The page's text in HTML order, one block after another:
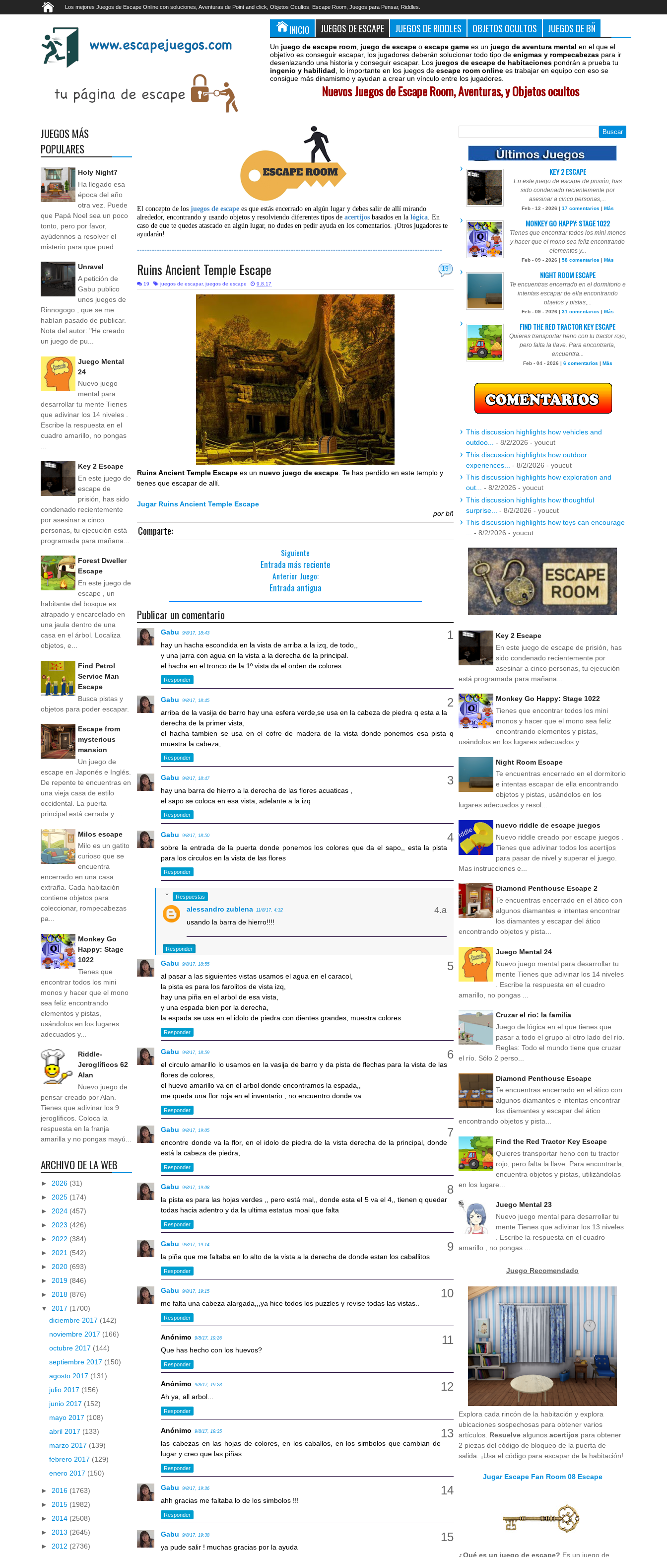
Los mejores Juegos de Escape Online con soluciones, Aventuras de Point and click, Objetos Ocultos, Escape Room, Juegos para Pensar, Riddles.
INICIO JUEGOS DE ESCAPE JUEGOS DE RIDDLES OBJETOS OCULTOS JUEGOS DE BÑ
Un juego de escape room juego de escape o escape game es un juego de aventura mental en el que el
objetivo es conseguir escapar, los jugadores deberán solucionar todo tipo de enigmas y rompecabezas para ir
desenlazando una historia y conseguir escapar. Los juegos de escape de habitaciones pondrán a prueba tu
ingenio y habilidad , lo importante en los juegos de escape room online es trabajar en equipo con eso se
consigue más dinamismo y ayudan a crear un vínculo entre los jugadores.
Nuevos Juegos de Escape Room, Aventuras, y Objetos ocultos
El concepto de losjuegos de escape es que estás encerrado en algún lugar y debes salir de allí mirando
alrededor, encontrando y usando objetos y resolviendo diferentes tipos deacertijos basados en lalógica. En
caso de que te quedes atascado en algún lugar, no dudes en pedir ayuda en los comentarios. ¡Otros jugadores te
ayudarán!
---------------------------------------------------------------------------------------------------------------------------
19
Ruins Ancient Temple Escape
19 juegos de escapar, juegos de escape 9.8.17
Ruins Ancient Temple Escape es un nuevo juego de escape . Te has perdido en este templo y
tienes que escapar de allí.
Jugar Ruins Ancient Temple Escape
por bñ
Comparte:
Siguiente
Entrada más reciente
Anterior Juego:
Entrada antigua
Publicar un comentario
Gabu 9/8/17, 18:43
hay un hacha escondida en la vista de arriba a la izq, de todo,,
y una jarra con agua en la vista a la derecha de la principal.
el hacha en el tronco de la 1º vista da el orden de colores
Responder
Gabu 9/8/17, 18:45
arriba de la vasija de barro hay una esfera verde,se usa en la cabeza de piedra q esta a la
derecha de la primer vista,
el hacha tambien se usa en el cofre de madera de la vista donde ponemos esa pista q
muestra la cabeza,
Responder
Gabu 9/8/17, 18:47
hay una barra de hierro a la derecha de las flores acuaticas ,
el sapo se coloca en esa vista, adelante a la izq
Responder
Gabu 9/8/17, 18:50
sobre la entrada de la puerta donde ponemos los colores que da el sapo,, esta la pista
para los circulos en la vista de las flores
Responder
Respuestas
alessandro zublena 11/8/17, 4:32
usando la barra de hierro!!!!
Responder
Gabu 9/8/17, 18:55
al pasar a las siguientes vistas usamos el agua en el caracol,
la pista es para los farolitos de vista izq,
hay una piña en el arbol de esa vista,
y una espada bien por la derecha,
la espada se usa en el idolo de piedra con dientes grandes, muestra colores
Responder
Gabu 9/8/17, 18:59
el circulo amarillo lo usamos en la vasija de barro y da pista de flechas para la vista de las
flores de colores,
el huevo amarillo va en el arbol donde encontramos la espada,,
me queda una flor roja en el inventario , no encuentro donde va
Responder
Gabu 9/8/17, 19:05
encontre donde va la flor, en el idolo de piedra de la vista derecha de la principal, donde
está la cabeza de piedra,
Responder
Gabu 9/8/17, 19:08
la pista es para las hojas verdes ,, pero está mal,, donde esta el 5 va el 4,, tienen q quedar
todas hacia adentro y da la ultima estatua moai que falta
Responder
Gabu 9/8/17, 19:14
la piña que me faltaba en lo alto de la vista a la derecha de donde estan los caballitos
Responder
Gabu 9/8/17, 19:15
me falta una cabeza alargada,,,ya hice todos los puzzles y revise todas las vistas..
Responder
Anónimo 9/8/17, 19:26
Que has hecho con los huevos?
Responder
Anónimo 9/8/17, 19:28
Ah ya, all arbol...
Responder
Anónimo 9/8/17, 19:35
las cabezas en las hojas de colores, en los caballos, en los simbolos que cambian de
lugar y creo que las piñas
Responder
Gabu 9/8/17, 19:36
ahh gracias me faltaba lo de los simbolos !!!
Responder
Gabu 9/8/17, 19:38
ya pude salir ! muchas gracias por la ayuda
JUEGOS MÁS
POPULARES
Holy Night7
Ha llegado esa
época del año
otra vez. Puede
que Papá Noel sea un poco
tonto, pero por favor,
ayúdennos a resolver el
misterio para que pued...
Unravel
A petición de
Gabu publico
unos juegos de
Rinnogogo , que se me
habían pasado de publicar.
Nota del autor: "He creado
un juego de pu...
Juego Mental
24
Nuevo juego
mental para
desarrollar tu mente Tienes
que adivinar los 14 niveles .
Escribe la respuesta en el
cuadro amarillo, no pongas
...
Key 2 Escape
En este juego de
escape de
prisión, has sido
condenado recientemente
por asesinar a cinco
personas, tu ejecución está
programada para mañana...
Forest Dweller
Escape
En este juego de
escape , un
habitante del bosque es
atrapado y encarcelado en
una jaula dentro de una
casa en el árbol. Localiza
objetos, e...
Find Petrol
Service Man
Escape
Busca pistas y
objetos para poder escapar.
Escape from
mysterious
mansion
Un juego de
escape en Japonés e Inglés.
De repente te encuentras en
una vieja casa de estilo
occidental. La puerta
principal está cerrada y ...
Milos escape
Milo es un gatito
curioso que se
encuentra
encerrado en una casa
extraña. Cada habitación
contiene objetos para
coleccionar, rompecabezas
pa...
Monkey Go
Happy: Stage
1022
Tienes que
encontrar todos los mini
monos y hacer que el mono
sea feliz encontrando
elementos y pistas,
usándolos en los lugares
adecuados y...
Riddle-
Jeroglíficos 62
Alan
Nuevo juego de
pensar creado por Alan.
Tienes que adivinar los 9
jeroglíficos. Coloca la
respuesta en la franja
amarilla y no pongas mayú...
ARCHIVO DE LA WEB
► 2026 (31)
► 2025 (174)
► 2024 (457)
► 2023 (426)
► 2022 (384)
► 2021 (542)
► 2020 (693)
► 2019 (846)
► 2018 (876)
▼ 2017 (1700)
diciembre 2017 (142)
noviembre 2017 (166)
octubre 2017 (144)
septiembre 2017 (150)
agosto 2017 (131)
julio 2017 (156)
junio 2017 (152)
mayo 2017 (108)
abril 2017 (133)
marzo 2017 (139)
febrero 2017 (129)
enero 2017 (150)
► 2016 (1763)
► 2015 (1982)
► 2014 (2508)
► 2013 (2645)
► 2012 (2736)
KEY 2 ESCAPE
En este juego de escape de prisión, has
sido condenado recientemente por
asesinar a cinco personas,...
Feb - 12 - 2026 | 17 comentarios | Más
MONKEY GO HAPPY: STAGE 1022
Tienes que encontrar todos los mini monos
y hacer que el mono sea feliz encontrando
elementos y...
Feb - 09 - 2026 | 58 comentarios | Más
NIGHT ROOM ESCAPE
Te encuentras encerrado en el dormitorio e
intentas escapar de ella encontrando
objetos y pistas,...
Feb - 09 - 2026 | 31 comentarios | Más
FIND THE RED TRACTOR KEY ESCAPE
Quieres transportar heno con tu tractor rojo,
pero falta la llave. Para encontrarla,
encuentra...
Feb - 04 - 2026 | 6 comentarios | Más
This discussion highlights how vehicles and
outdoo...
- 8/2/2026 - youcut
This discussion highlights how outdoor
experiences...
- 8/2/2026 - youcut
This discussion highlights how exploration and
out...
- 8/2/2026 - youcut
This discussion highlights how thoughtful
surprise...
- 8/2/2026 - youcut
This discussion highlights how toys can encourage
- 8/2/2026 - youcut
Key 2 Escape
En este juego de escape de prisión, has
sido condenado recientemente por
asesinar a cinco personas, tu ejecución
está programada para mañana...
Monkey Go Happy: Stage 1022
Tienes que encontrar todos los mini
monos y hacer que el mono sea feliz
encontrando elementos y pistas,
usándolos en los lugares adecuados y...
Night Room Escape
Te encuentras encerrado en el dormitorio
e intentas escapar de ella encontrando
objetos y pistas, usándolos en los
lugares adecuados y resol...
nuevo riddle de escape juegos
Nuevo riddle creado por escape juegos .
Tienes que adivinar todos los acertijos
para pasar de nivel y superar el juego.
Mas instrucciones e...
Diamond Penthouse Escape 2
Te encuentras encerrado en el ático con
algunos diamantes e intentas encontrar
los diamantes y escapar del ático
encontrando objetos y pista...
Juego Mental 24
Nuevo juego mental para desarrollar tu
mente Tienes que adivinar los 14 niveles
. Escribe la respuesta en el cuadro
amarillo, no pongas ...
Cruzar el rio: la familia
Juego de lógica en el que tienes que
pasar a todo el grupo al otro lado del río.
Reglas: Todo el mundo tiene que cruzar
el río. Sólo 2 perso...
Diamond Penthouse Escape
Te encuentras encerrado en el ático con
algunos diamantes e intentas encontrar
los diamantes y escapar del ático
encontrando objetos y pista...
Find the Red Tractor Key Escape
Quieres transportar heno con tu tractor
rojo, pero falta la llave. Para encontrarla,
encuentra objetos y pistas, utilizándolas
en los lugare...
Juego Mental 23
Nuevo juego mental para desarrollar tu
mente Tienes que adivinar los 13 niveles
. Escribe la respuesta en el cuadro
amarillo , no pongas ...
Juego Recomendado
Explora cada rincón de la habitación y explora
ubicaciones sospechosas para obtener varios
artículos. Resuelve algunos acertijos para obtener
2 piezas del código de bloqueo de la puerta de
salida. ¡Usa el código para escapar de la habitación!
Jugar Escape Fan Room 08 Escape
¿Qué es un juego de escape? Es un juego de